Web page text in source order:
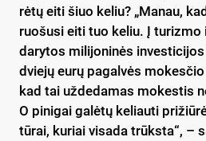
rė­tų ei­ti šiuo ke­liu? „Ma­nau,
ruo­šu­si ei­ti tuo ke­liu. Į
da­ry­tos mi­li­jo­ni­nės
dvie­jų eu­rų pa­gal­vės
kad tai už­de­da­mas mo­kes­tis
O pi­ni­gai ga­lė­tų ke­liau­ti
tū­rai, ku­riai vi­sa­da trūks­ta“, –